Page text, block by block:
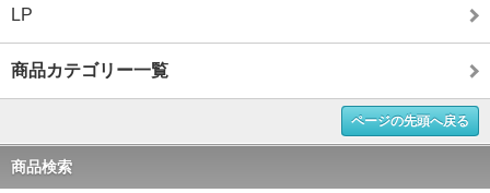
LP
商品カテゴリー一覧
ページの先頭へ戻る
商品検索